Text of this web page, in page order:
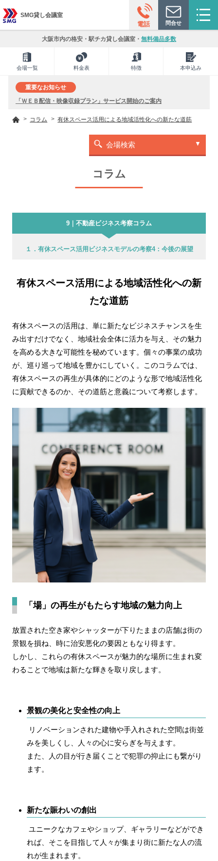
電話 問合せ
SMG貸し会議室
大阪市内の格安・駅チカ貸し会議室・ 無料備品多数
会場一覧 料金表 特徴 本申込み
重要なお知らせ
「ＷＥＢ配信・映像収録プラン」サービス開始のご案内
コラム 有休スペース活用による地域活性化への新たな道筋
会場検索
コラム
9｜不動産ビジネス考察コラム
１．有休スペース活用ビジネスモデルの考察4：今後の展望
有休スペース活用による地域活性化への新
たな道筋
有休スペースの活用は、単に新たなビジネスチャンスを生
み出すだけでなく、地域社会全体に活力を与え、その魅力
を高める大きな可能性を秘めています。個々の事業の成功
が、巡り巡って地域を豊かにしていく。このコラムでは、
有休スペースの再生が具体的にどのような形で地域活性化
に貢献できるのか、その道筋と意義について考察します。
「場」の再生がもたらす地域の魅力向上
放置された空き家やシャッターが下りたままの店舗は街の
景観を損ね、時に治安悪化の要因ともなり得ます。
しかし、これらの有休スペースが魅力的な場所に生まれ変
わることで地域は新たな輝きを取り戻します。
景観の美化と安全性の向上
リノベーションされた建物や手入れされた空間は街並
みを美しくし、人々の心に安らぎを与えます。
また、人の目が行き届くことで犯罪の抑止にも繋がり
ます。
新たな賑わいの創出
ユニークなカフェやショップ、ギャラリーなどができ
れば、そこを目指して人々が集まり街に新たな人の流
れが生まれます。